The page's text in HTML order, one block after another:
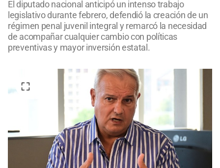
El diputado nacional anticipó un intenso trabajo
legislativo durante febrero, defendió la creación de un
régimen penal juvenil integral y remarcó la necesidad
de acompañar cualquier cambio con políticas
preventivas y mayor inversión estatal.